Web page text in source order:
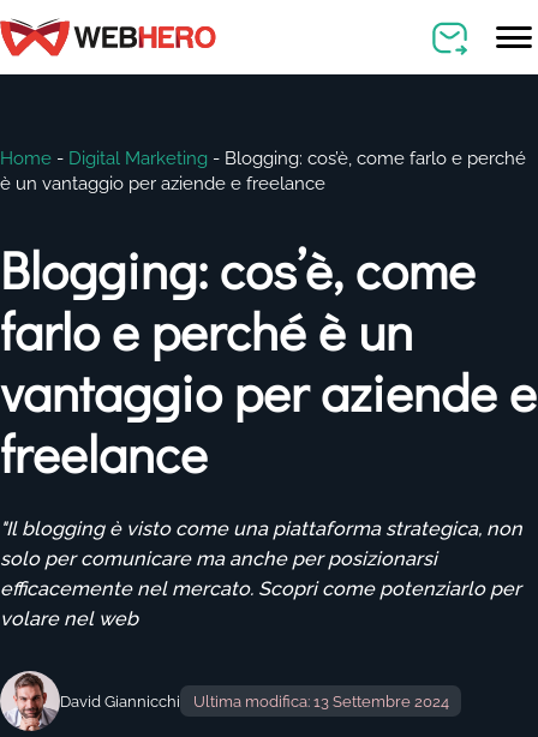
Home - Digital Marketing - Blogging: cos’è, come farlo e perché
è un vantaggio per aziende e freelance
Blogging: cos’è, come
farlo e perché è un
vantaggio per aziende e
freelance
"Il blogging è visto come una piattaforma strategica, non
solo per comunicare ma anche per posizionarsi
efficacemente nel mercato. Scopri come potenziarlo per
volare nel web
David Giannicchi Ultima modifica: 13 Settembre 2024